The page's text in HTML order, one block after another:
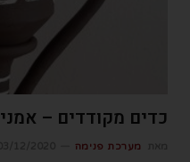
כדים מקודדים –
מערכת פנימה